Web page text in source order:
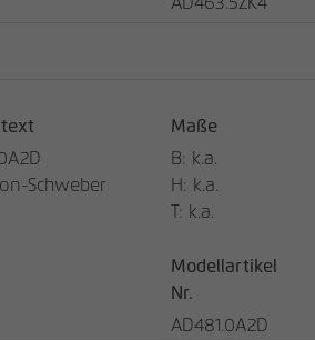
Schweber
Maße
B: k.a.
H: k.a.
T: k.a.
Modellartikel
Nr.
AD481.0A2D
von Daten für den Besuch
werden.